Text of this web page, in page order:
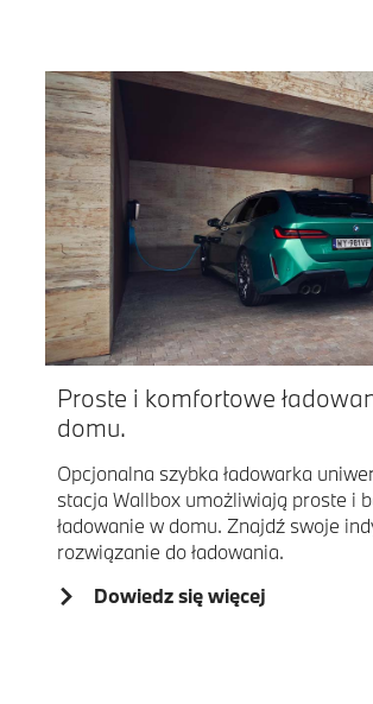
Proste i komfortowe
domu.
Opcjonalna szybka ładowarka
stacja Wallbox umożliwiają proste i
ładowanie w domu. Znajdź swoje
rozwiązanie do ładowania.
Dowiedz się więcej